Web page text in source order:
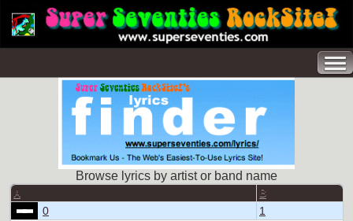
Browse lyrics by artist or band name
A B
0
1